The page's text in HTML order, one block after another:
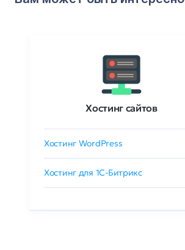
Хостинг сайтов
Хостинг WordPress
Хостинг для 1C-Битрикс